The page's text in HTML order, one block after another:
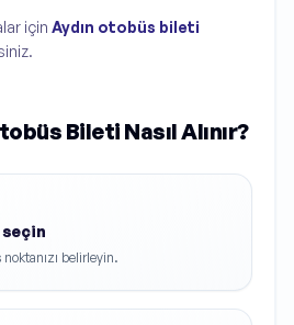
için Aydın otobüs bileti
Bileti Nasıl Alınır?
noktanızı belirleyin.